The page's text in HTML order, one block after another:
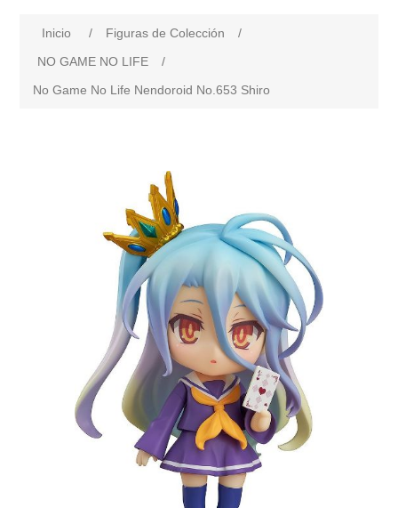
Inicio / Figuras de Colección
/
NO GAME NO LIFE
/
No Game No Life Nendoroid No.653 Shiro